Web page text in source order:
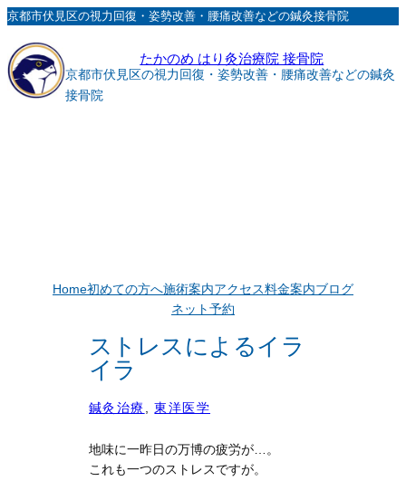
内
を
ス
キ
京都市伏見区の視力回復・姿勢改善・腰痛改善などの鍼灸接骨院
たかのめ はり灸治療院 接骨院
京都市伏見区の視力回復・姿勢改善・腰痛改善などの鍼灸
接骨院
Home初めての方へ施術案内アクセス料金案内ブログ
ネット予約
ストレスによるイラ
イラ
鍼灸治療 , 東洋医学
地味に一昨日の万博の疲労が…。
これも一つのストレスですが。